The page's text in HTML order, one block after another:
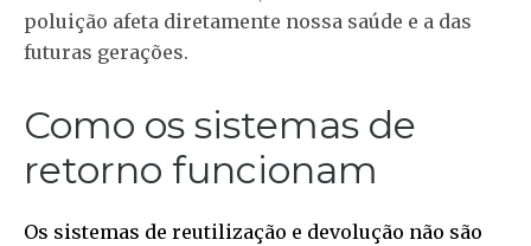
poluição afeta diretamente nossa saúde e a das
futuras gerações.
Como os sistemas de
retorno funcionam
Os sistemas de reutilização e devolução não são